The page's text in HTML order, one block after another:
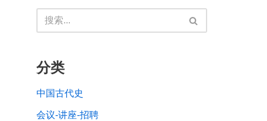
分类
中国古代史
会议-讲座-招聘